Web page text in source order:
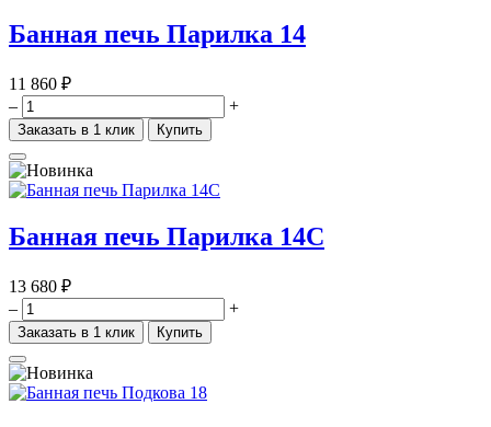
Банная печь Парилка 14
11 860 ₽
–
+
Заказать в 1 клик Купить
Банная печь Парилка 14С
13 680 ₽
–
+
Заказать в 1 клик Купить